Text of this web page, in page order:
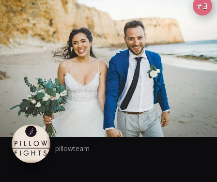
# 3
pillowteam